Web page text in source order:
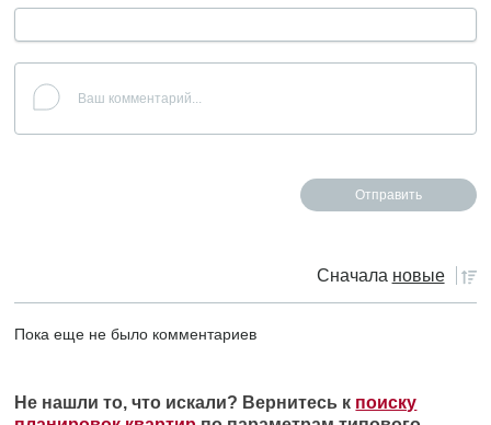
Сначала новые
Пока еще не было комментариев
Не нашли то, что искали? Вернитесь к поиску